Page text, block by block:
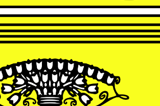
Schwanengesang
Andrè Schuen, Baritone
Daniel Heide, Piano